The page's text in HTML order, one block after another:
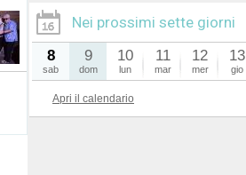
Nei prossimi sette giorni
8
sab
9
dom
10
lun
11
mar
12
mer
13
gio
Apri il calendario